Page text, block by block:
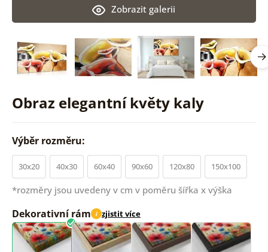
Obraz elegantní květy kaly
Zobrazit galerii
Výběr rozměru:
30x20 40x30 60x40 90x60 120x80 150x100
*rozměry jsou uvedeny v cm v poměru šířka x výška
Dekorativní rám i zjistit více